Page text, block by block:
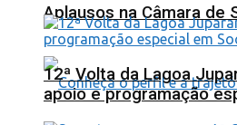
Aplausos na Câmara de
12ª Volta da Lagoa
apoio e programação